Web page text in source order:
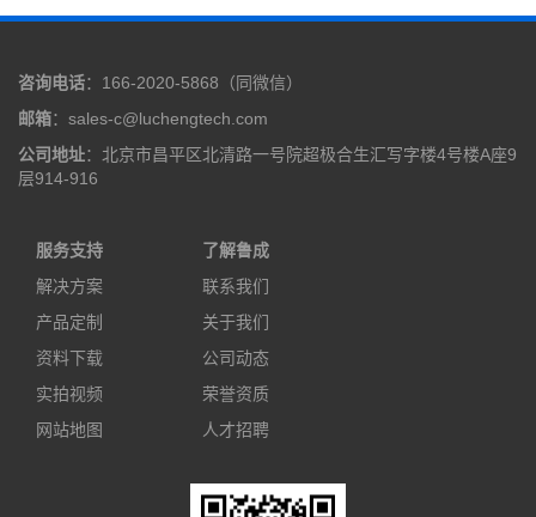
咨询电话：166-2020-5868（同微信）
邮箱：sales-c@luchengtech.com
公司地址：北京市昌平区北清路一号院超极合生汇写字楼4号楼A座9
层914-916
服务支持
解决方案
产品定制
资料下载
实拍视频
网站地图
了解鲁成
联系我们
关于我们
公司动态
荣誉资质
人才招聘